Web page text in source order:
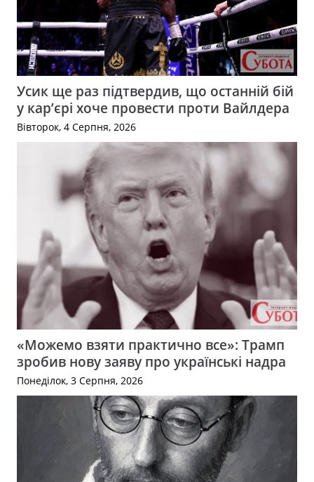
Усик ще раз підтвердив, що останній бій
у кар’єрі хоче провести проти Вайлдера
Вівторок, 4 Серпня, 2026
«Можемо взяти практично все»: Трамп
зробив нову заяву про українські надра
Понеділок, 3 Серпня, 2026